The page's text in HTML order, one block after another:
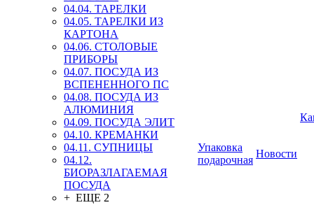
04.04. ТАРЕЛКИ
04.05. ТАРЕЛКИ ИЗ
КАРТОНА
04.06. СТОЛОВЫЕ
ПРИБОРЫ
04.07. ПОСУДА ИЗ
ВСПЕНЕННОГО ПС
04.08. ПОСУДА ИЗ
АЛЮМИНИЯ
04.09. ПОСУДА ЭЛИТ
04.10. КРЕМАНКИ
04.11. СУПНИЦЫ
04.12.
БИОРАЗЛАГАЕМАЯ
ПОСУДА
+ ЕЩЕ 2
Упаковка
подарочная
Новости